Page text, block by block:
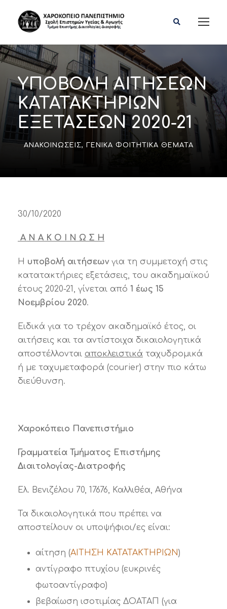
ΥΠΟΒΟΛΗ ΑΙΤΗΣΕΩΝ
ΚΑΤΑΤΑΚΤΗΡΙΩΝ
ΕΞΕΤΑΣΕΩΝ 2020-21
ΑΝΑΚΟΙΝΏΣΕΙΣ, ΓΕΝΙΚΆ ΦΟΙΤΗΤΙΚΆ ΘΈΜΑΤΑ
30/10/2020
Α Ν Α Κ Ο Ι Ν Ω Σ Η
Η υποβολή αιτήσεων για τη συμμετοχή στις
κατατακτήριες εξετάσεις, του ακαδημαϊκού
έτους 2020-21, γίνεται από 1 έως 15
Νοεμβρίου 2020.
Ειδικά για το τρέχον ακαδημαϊκό έτος, οι
αιτήσεις και τα αντίστοιχα δικαιολογητικά
αποστέλλονται αποκλειστικά ταχυδρομικά
ή με ταχυμεταφορά (courier) στην πιο κάτω
διεύθυνση.
Χαροκόπειο Πανεπιστήμιο
Γραμματεία Τμήματος Επιστήμης
Διαιτολογίας-Διατροφής
Ελ. Βενιζέλου 70, 17676, Καλλιθέα, Αθήνα
Τα δικαιολογητικά που πρέπει να
αποστείλουν οι υποψήφιοι/ες είναι:
αίτηση (ΑΙΤΗΣΗ ΚΑΤΑΤΑΚΤΗΡΙΩΝ)
αντίγραφο πτυχίου (ευκρινές
φωτοαντίγραφο)
βεβαίωση ισοτιμίας ΔΟΑΤΑΠ (για